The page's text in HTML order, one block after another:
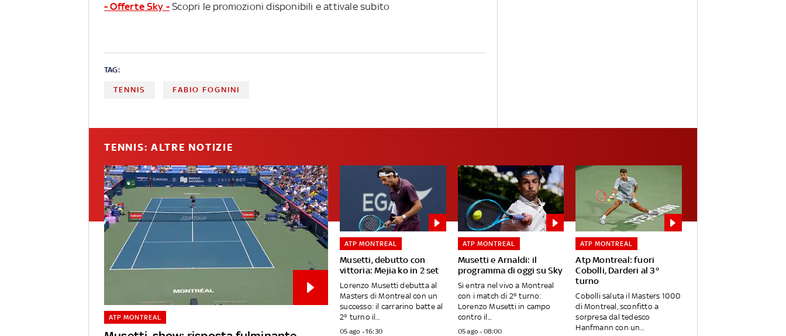
- Offerte Sky - Scopri le promozioni disponibili e attivale subito
TAG:
TENNIS FABIO FOGNINI
TENNIS: ALTRE NOTIZIE
ATP MONTREAL
Musetti, debutto con
vittoria: Mejia ko in 2 set
ATP MONTREAL
Lorenzo Musetti debutta al
Masters di Montreal con un
successo: il carrarino batte al
2° turno il...
05 ago - 16:30
Musetti e Arnaldi: il
programma di oggi su Sky
ATP MONTREAL
Si entra nel vivo a Montreal
con i match di 2° turno:
Lorenzo Musetti in campo
contro il...
05 ago - 08:00
Atp Montreal: fuori
Cobolli, Darderi al 3°
turno
ATP MONTREAL
Cobolli saluta il Masters 1000
di Montreal, sconfitto a
sorpresa dal tedesco
Hanfmann con un...